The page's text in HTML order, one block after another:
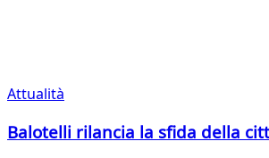
Attualità
Balotelli rilancia la sfida della